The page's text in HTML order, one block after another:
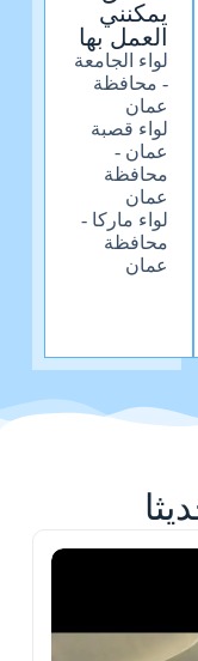
يمكنني
العمل بها
لواء الجامعة
- محافظة
عمان
لواء قصبة
عمان -
محافظة
عمان
لواء ماركا -
محافظة
عمان